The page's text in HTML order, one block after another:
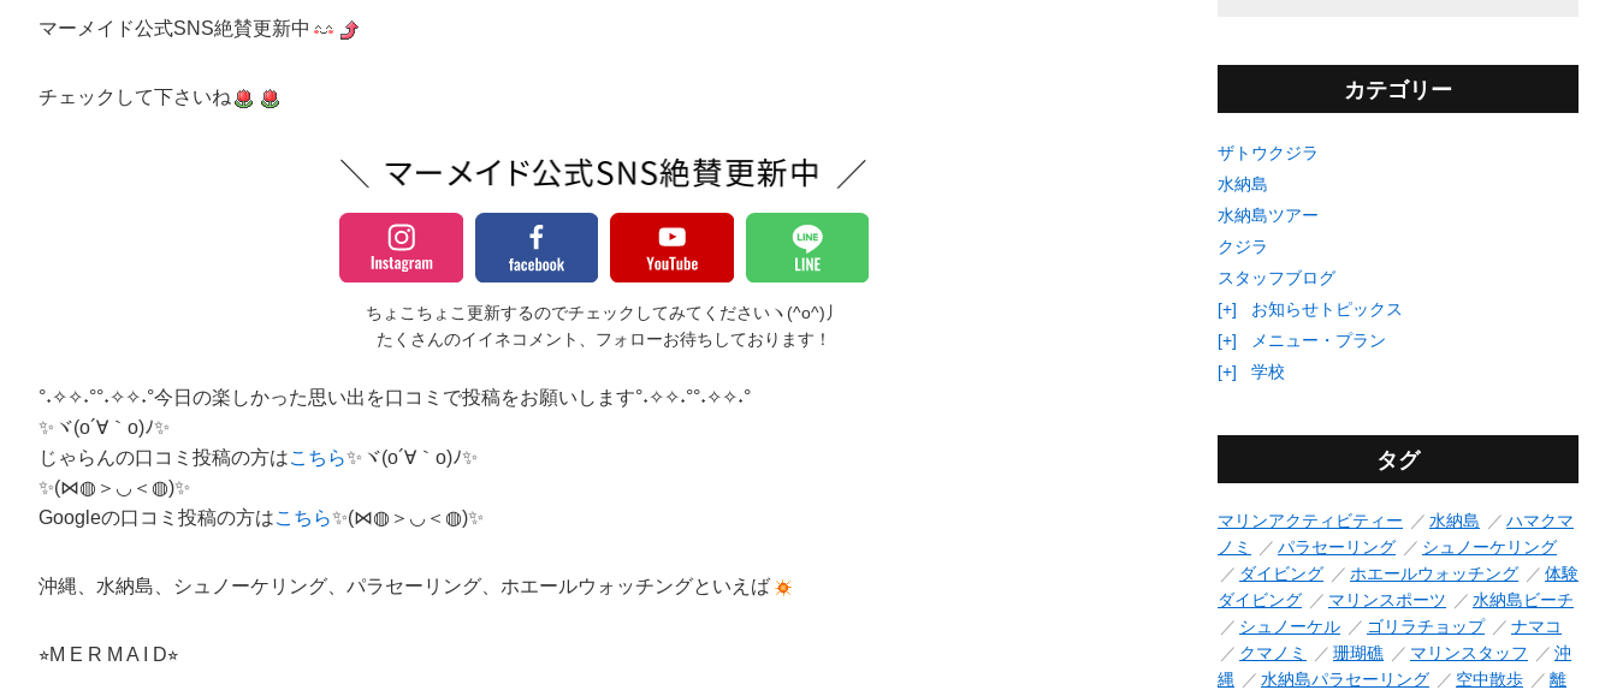
マーメイド公式SNS絶賛更新中
チェックして下さいね
ちょこちょこ更新するのでチェックしてみてくださいヽ(^o^)丿
たくさんのイイネコメント、フォローお待ちしております！
°˖✧✧˖°°˖✧✧˖°今日の楽しかった思い出を口コミで投稿をお願いします°˖✧✧˖°°˖✧✧˖°
✨ヾ(o´∀｀o)ﾉ✨
じゃらんの口コミ投稿の方はこちら✨ヾ(o´∀｀o)ﾉ✨
✨(⋈◍＞◡＜◍)✨
Googleの口コミ投稿の方はこちら✨(⋈◍＞◡＜◍)✨
沖縄、水納島、シュノーケリング、パラセーリング、ホエールウォッチングといえば
⭐︎M E R M A I D⭐︎
カテゴリー
ザトウクジラ
水納島
水納島ツアー
クジラ
スタッフブログ
[+]
お知らせトピックス
[+]
メニュー・プラン
[+]
学校
タグ
マリンアクティビティー 水納島
ハマクマ
ノミ
パラセーリング
シュノーケリング
ダイビング
ホエールウォッチング
体験
ダイビング
マリンスポーツ
水納島ビーチ
シュノーケル
ゴリラチョップ
ナマコ
クマノミ
珊瑚礁 マリンスタッフ
沖
縄
水納島パラセーリング 空中散歩
離